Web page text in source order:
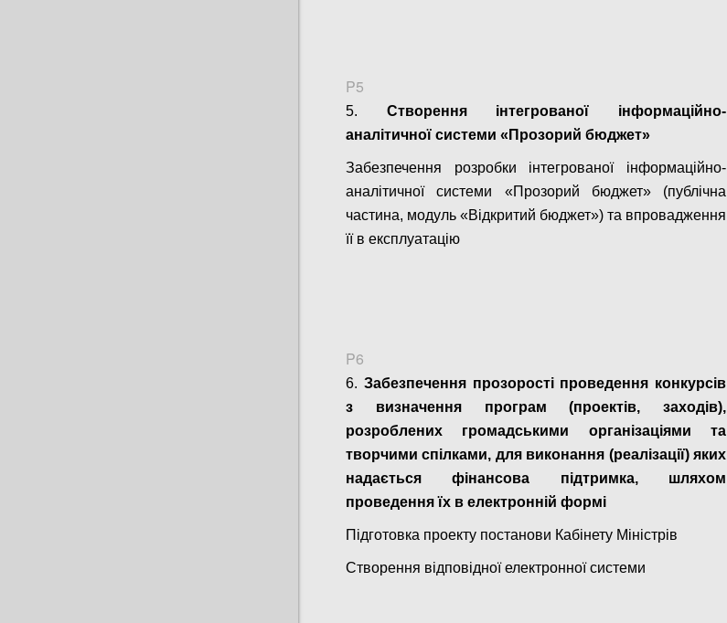
P5
5. Створення інтегрованої інформаційно-
аналітичної системи «Прозорий бюджет»
Забезпечення розробки інтегрованої інформаційно-
аналітичної системи «Прозорий бюджет» (публічна
частина, модуль «Відкритий бюджет») та впровадження
її в експлуатацію
P6
6. Забезпечення прозорості проведення конкурсів
з визначення програм (проектів, заходів),
розроблених громадськими організаціями та
творчими спілками, для виконання (реалізації) яких
надається фінансова підтримка, шляхом
проведення їх в електронній формі
Підготовка проекту постанови Кабінету Міністрів
Створення відповідної електронної системи